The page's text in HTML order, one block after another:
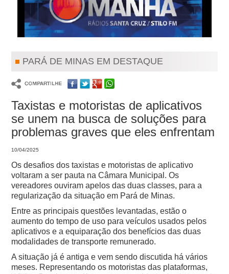
PARÁ DE MINAS EM DESTAQUE
Taxistas e motoristas de aplicativos
se unem na busca de soluções para
problemas graves que eles enfrentam
10/04/2025
Os desafios dos taxistas e motoristas de aplicativo
voltaram a ser pauta na Câmara Municipal. Os
vereadores ouviram apelos das duas classes, para a
regularização da situação em Pará de Minas.
Entre as principais questões levantadas, estão o
aumento do tempo de uso para veículos usados pelos
aplicativos e a equiparação dos benefícios das duas
modalidades de transporte remunerado.
A situação já é antiga e vem sendo discutida há vários
meses. Representando os motoristas das plataformas,